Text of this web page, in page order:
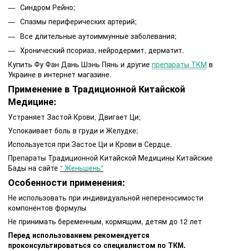
Синдром Рейно;
Спазмы периферических артерий;
Все длительные аутоиммунные заболевания;
Хронический псориаз, нейродермит, дерматит.
Купить Фу Фан Дань Шэнь Пянь и другие препараты ТКМ в
Украине в интернет магазине.
Применение в Традиционной Китайской
Медицине:
Устраняет Застой Крови, Двигает Ци;
Успокаивает боль в груди и Желудке;
Используется при Застое Ци и Крови в Сердце.
Препараты Традиционной Китайской Медицины Китайские
Бады на сайте " Женьшень"
Особенности применения:
Не использовать при индивидуальной непереносимости
компонентов формулы
Не принимать беременным, кормящим, детям до 12 лет
Перед использованием рекомендуется
проконсультироваться со специалистом по ТКМ.